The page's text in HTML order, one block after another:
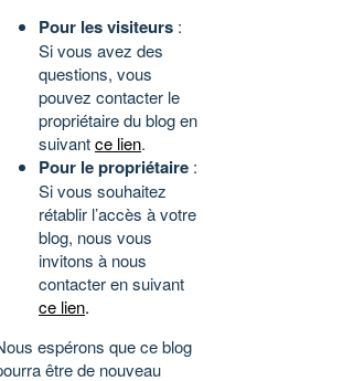
Pour les visiteurs :
Si vous avez des
questions, vous
pouvez contacter le
propriétaire du blog en
suivantce lien.
Pour le propriétaire :
Si vous souhaitez
rétablir l’accès à votre
blog, nous vous
invitons à nous
contacter en suivant
ce lien.
espérons que ce blog
être de nouveau